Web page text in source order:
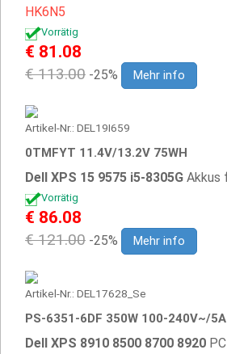
HK6N5
Vorrätig
€ 81.08
€ 113.00 -25% Mehr info
Artikel-Nr.: DEL19I659
0TMFYT 11.4V/13.2V 75WH
Dell XPS 15 9575 i5-8305G Akkus
Vorrätig
€ 86.08
€ 121.00 -25% Mehr info
Artikel-Nr.: DEL17628_Se
PS-6351-6DF 350W 100-240V~/
Dell XPS 8910 8500 8700 8920